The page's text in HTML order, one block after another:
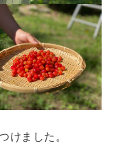
けました。